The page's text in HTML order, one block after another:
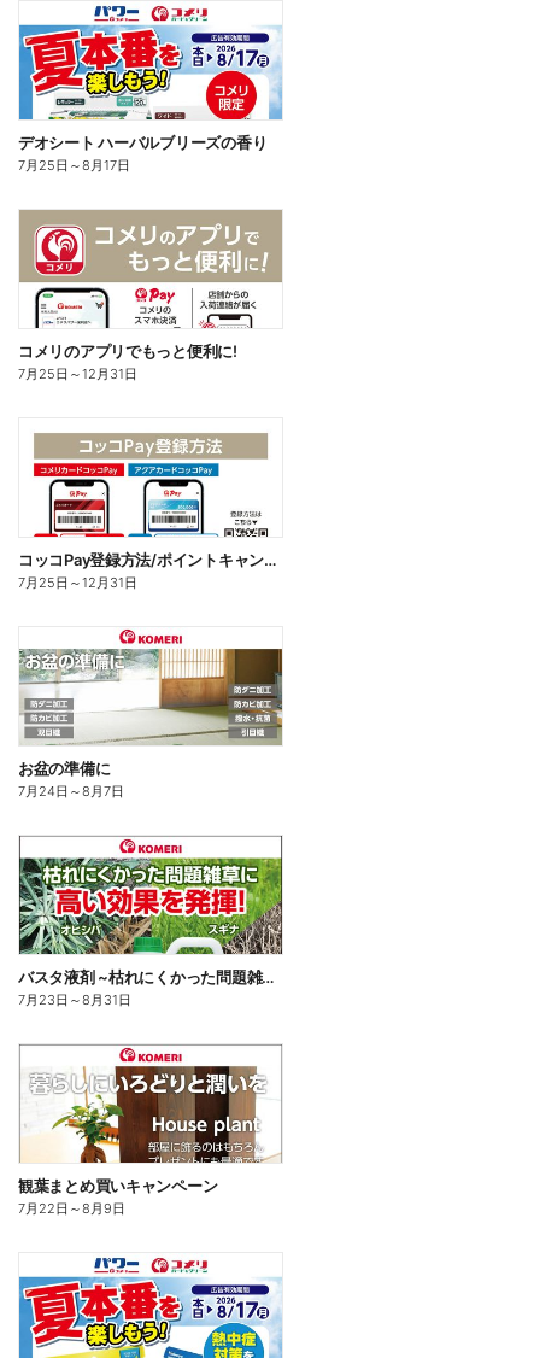
デオシート ハーバルブリーズの香り
7月25日 ～8月17日
コメリのアプリでもっと便利に!
7月25日 ～12月31日
コッコPay登録方法/ポイントキャンペーン応募方法
7月25日 ～12月31日
お盆の準備に
7月24日 ～8月7日
バスタ液剤 ~枯れにくかった問題雑草に高い効果を発揮!~
7月23日 ～8月31日
観葉まとめ買いキャンペーン
7月22日 ～8月9日